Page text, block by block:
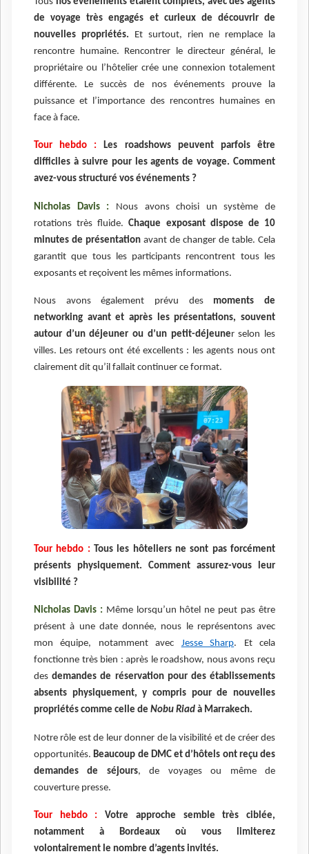
de voyage très engagés et curieux de découvrir de
nouvelles propriétés. Et surtout, rien ne remplace la
rencontre humaine. Rencontrer le directeur général, le
propriétaire ou l’hôtelier crée une connexion totalement
différente. Le succès de nos événements prouve la
puissance et l’importance des rencontres humaines en
face à face.
Tour hebdo :Les roadshows peuvent parfois être
difficiles à suivre pour les agents de voyage. Comment
avez-vous structuré vos événements ?
Nicholas Davis : Nous avons choisi un système de
rotations très fluide.Chaque exposant dispose de 10
minutes de présentation avant de changer de table. Cela
garantit que tous les participants rencontrent tous les
exposants et reçoivent les mêmes informations.
Nous avons également prévu des moments de
networking avant et après les présentations, souvent
autour d’un déjeuner ou d’un petit-déjeuner selon les
villes. Les retours ont été excellents : les agents nous ont
clairement dit qu’il fallait continuer ce format.
Tour hebdo :
Tous les hôteliers ne sont pas forcément
présents physiquement. Comment assurez-vous leur
visibilité ?
Nicholas Davis : Même lorsqu’un hôtel ne peut pas être
présent à une date donnée, nous le représentons avec
mon équipe, notamment avec Jesse Sharp. Et cela
fonctionne très bien : après le roadshow, nous avons reçu
desdemandes de réservation pour des établissements
absents physiquement, y compris pour de nouvelles
propriétés comme celle de Nobu Riad à Marrakech.
Notre rôle est de leur donner de la visibilité et de créer des
opportunités. Beaucoup de DMC et d’hôtels ont reçu des
demandes de séjours, de voyages ou même de
couverture presse.
Tour hebdo :Votre approche semble très ciblée,
notamment à Bordeaux où vous limiterez
volontairement le nombre d’agents invités.